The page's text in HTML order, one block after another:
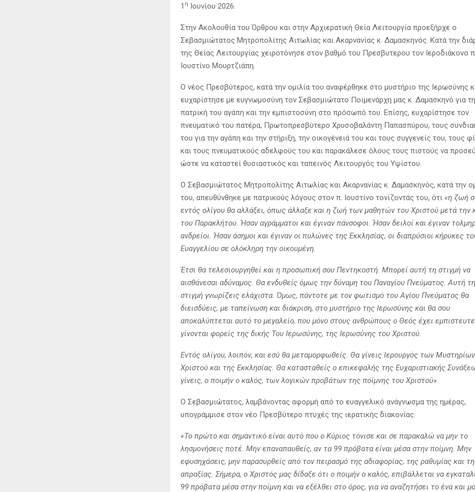
1 η Ιουνίου 2026.
Στην Ακολουθία του Όρθρου και στην Αρχιερατική Θεία Λειτουργία προεξήρχε ο
Σεβασμιώτατος Μητροπολίτης Αιτωλίας και Ακαρνανίας κ. Δαμασκηνός. Κατά την
της Θείας Λειτουργίας χειροτόνησε στον βαθμό του Πρεσβυτερου τον Ιεροδιάκονο
Ιουστίνο Μουρτζιάπη.
Ο νέος Πρεσβύτερος, κατά την ομιλία του αναφέρθηκε στο μυστήριο της Ιερωσύνης
ευχαρίστησε με ευγνωμοσύνη τον Σεβασμιώτατο Ποιμενάρχη μας κ. Δαμασκηνό για
πατρική του αγάπη και την εμπιστοσύνη στο πρόσωπό του. Επίσης, ευχαρίστησε τον
πνευματικό του πατέρα, Πρωτοπρεσβύτερο Χρυσοβαλάντη Παπασπύρου, τους
του για την αγάπη και την στήριξη, την οικογένειά του και τους συγγενείς του, τους
και τους πνευματικούς αδελφούς του και παρακάλεσε όλους τους πιστούς να
ώστε να καταστεί θυσιαστικός και ταπεινός Λειτουργός του Υψίστου.
Ο Σεβασμιώτατος Μητροπολίτης Αιτωλίας και Ακαρνανίας κ. Δαμασκηνός, κατά την
του, απευθύνθηκε με πατρικούς λόγους στον π. Ιουστίνο τονίζοντάς του, ότι «η ζωή
εντός ολίγου θα αλλάξει, όπως άλλαξε και η ζωή των μαθητών του Χριστού μετά την
του Παρακλήτου. Ήσαν αγράμματοι και έγιναν πάνσοφοι. Ήσαν δειλοί και έγιναν
ανδρείοι. Ήσαν άσημοι και έγιναν οι πυλώνες της Εκκλησίας, οι διαπρύσιοι κήρυκες
Ευαγγελίου σε ολόκληρη την οικουμένη.
Έτσι θα τελεσιουργηθεί και η προσωπική σου Πεντηκοστή. Μπορεί αυτή τη στιγμή να
αισθάνεσαι αδύναμος. Θα ενδυθείς όμως την δύναμη του Παναγίου Πνεύματος. Αυτή
στιγμή γνωρίζεις ελάχιστα. Όμως, πάντοτε με τον φωτισμό του Αγίου Πνεύματος θα
διεισδύεις, με ταπείνωση και διάκριση, στο μυστήριο της Ιερωσύνης και θα σου
αποκαλύπτεται αυτό το μεγαλείο, που μόνο στους ανθρώπους ο Θεός έχει
γίνονται φορείς της δικής Του Ιερωσύνης, της Ιερωσύνης του Χριστού.
Εντός ολίγου, λοιπόν, και εσύ θα μεταμορφωθείς. Θα γίνεις Ιερουργός των
Χριστού και της Εκκλησίας. Θα κατασταθείς ο επικεφαλής της Ευχαριστιακής
γίνεις, ο ποιμήν ο καλός, των λογικών προβάτων της ποίμνης του Χριστού».
Ο Σεβασμιώτατος, λαμβάνοντας αφορμή από το ευαγγελικό ανάγνωσμα της ημέρας,
υπογράμμισε στον νέο Πρεσβύτερο πτυχές της ιερατικής διακονίας.
«Το πρώτο και σημαντικό είναι αυτό που ο Κύριος τόνισε και σε παρακαλώ να μην το
λησμονήσεις ποτέ. Μην επαναπαυθείς, αν τα 99 πρόβατα είναι μέσα στην ποίμνη. Μην
εφυσηχάσεις, μην παρασυρθείς από τον πειρασμό της αδιαφορίας, της ραθυμίας και
απραξίας. Σήμερα, ο Χριστός μας δίδαξε ότι ο ποιμήν ο καλός, επιβάλλεται να
99 πρόβατα μέσα στην ποίμνη και να εξέλθει στο όρος, για να αναζητήσει το ένα και